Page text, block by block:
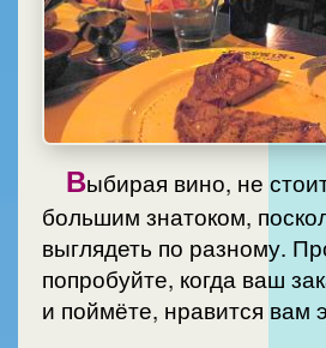
Выбирая вино, не
большим знатоком,
выглядеть по разному.
попробуйте, когда ваш
и поймёте, нравится вам